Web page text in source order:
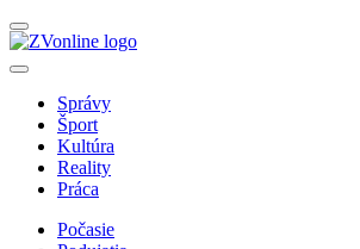
Správy
Šport
Kultúra
Reality
Práca
Počasie